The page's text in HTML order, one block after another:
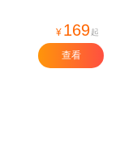
¥ 169起
查看